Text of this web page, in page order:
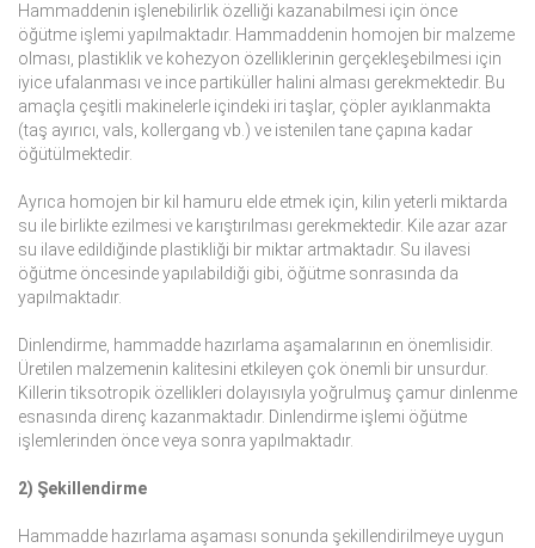
Hammaddenin işlenebilirlik özelliği kazanabilmesi için önce
öğütme işlemi yapılmaktadır. Hammaddenin homojen bir malzeme
olması, plastiklik ve kohezyon özelliklerinin gerçekleşebilmesi için
iyice ufalanması ve ince partiküller halini alması gerekmektedir. Bu
amaçla çeşitli makinelerle içindeki iri taşlar, çöpler ayıklanmakta
(taş ayırıcı, vals, kollergang vb.) ve istenilen tane çapına kadar
öğütülmektedir.
Ayrıca homojen bir kil hamuru elde etmek için, kilin yeterli miktarda
su ile birlikte ezilmesi ve karıştırılması gerekmektedir. Kile azar azar
su ilave edildiğinde plastikliği bir miktar artmaktadır. Su ilavesi
öğütme öncesinde yapılabildiği gibi, öğütme sonrasında da
yapılmaktadır.
Dinlendirme, hammadde hazırlama aşamalarının en önemlisidir.
Üretilen malzemenin kalitesini etkileyen çok önemli bir unsurdur.
Killerin tiksotropik özellikleri dolayısıyla yoğrulmuş çamur dinlenme
esnasında direnç kazanmaktadır. Dinlendirme işlemi öğütme
işlemlerinden önce veya sonra yapılmaktadır.
2) Şekillendirme
Hammadde hazırlama aşaması sonunda şekillendirilmeye uygun